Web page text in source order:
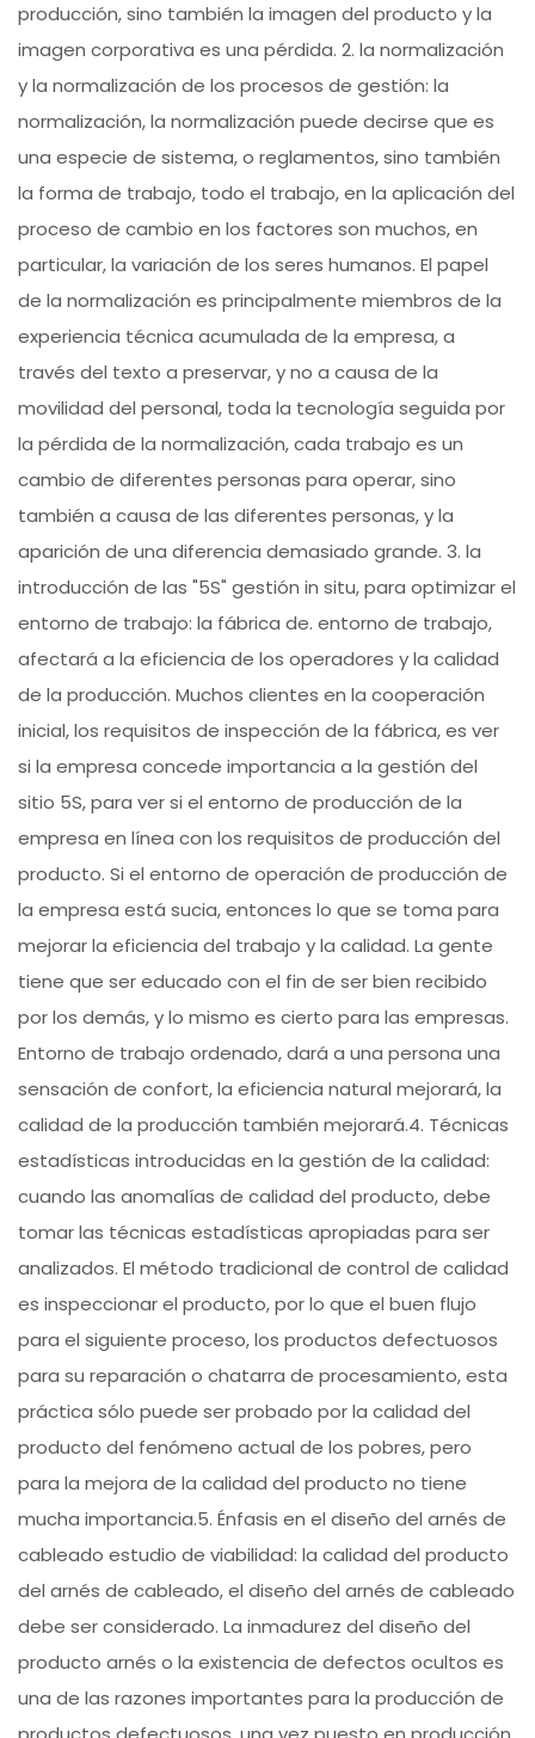
producción, sino también la imagen del producto y la
imagen corporativa es una pérdida. 2. la normalización
y la normalización de los procesos de gestión: la
normalización, la normalización puede decirse que es
una especie de sistema, o reglamentos, sino también
la forma de trabajo, todo el trabajo, en la aplicación del
proceso de cambio en los factores son muchos, en
particular, la variación de los seres humanos. El papel
de la normalización es principalmente miembros de la
experiencia técnica acumulada de la empresa, a
través del texto a preservar, y no a causa de la
movilidad del personal, toda la tecnología seguida por
la pérdida de la normalización, cada trabajo es un
cambio de diferentes personas para operar, sino
también a causa de las diferentes personas, y la
aparición de una diferencia demasiado grande. 3. la
introducción de las "5S" gestión in situ, para optimizar el
entorno de trabajo: la fábrica de. entorno de trabajo,
afectará a la eficiencia de los operadores y la calidad
de la producción. Muchos clientes en la cooperación
inicial, los requisitos de inspección de la fábrica, es ver
si la empresa concede importancia a la gestión del
sitio 5S, para ver si el entorno de producción de la
empresa en línea con los requisitos de producción del
producto. Si el entorno de operación de producción de
la empresa está sucia, entonces lo que se toma para
mejorar la eficiencia del trabajo y la calidad. La gente
tiene que ser educado con el fin de ser bien recibido
por los demás, y lo mismo es cierto para las empresas.
Entorno de trabajo ordenado, dará a una persona una
sensación de confort, la eficiencia natural mejorará, la
calidad de la producción también mejorará.4. Técnicas
estadísticas introducidas en la gestión de la calidad:
cuando las anomalías de calidad del producto, debe
tomar las técnicas estadísticas apropiadas para ser
analizados. El método tradicional de control de calidad
es inspeccionar el producto, por lo que el buen flujo
para el siguiente proceso, los productos defectuosos
para su reparación o chatarra de procesamiento, esta
práctica sólo puede ser probado por la calidad del
producto del fenómeno actual de los pobres, pero
para la mejora de la calidad del producto no tiene
mucha importancia.5. Énfasis en el diseño del arnés de
cableado estudio de viabilidad: la calidad del producto
del arnés de cableado, el diseño del arnés de cableado
debe ser considerado. La inmadurez del diseño del
producto arnés o la existencia de defectos ocultos es
una de las razones importantes para la producción de